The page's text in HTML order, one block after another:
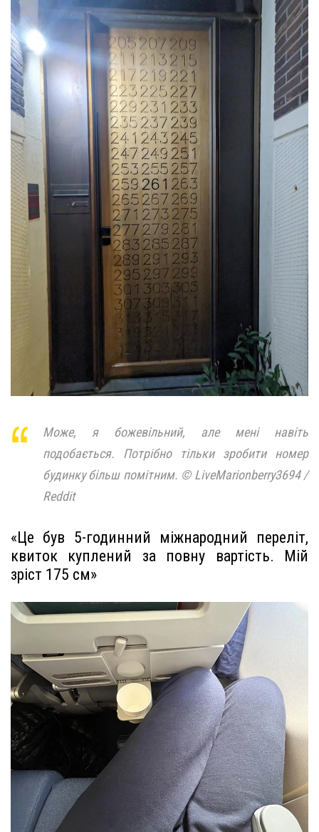
Може, я божевільний, але мені навіть
подобається. Потрібно тільки зробити номер
будинку більш помітним. © LiveMarionberry3694 /
Reddit
«Це був 5-годинний міжнародний переліт,
квиток куплений за повну вартість. Мій
зріст 175 см»